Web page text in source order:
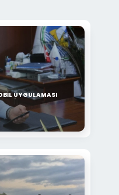
UYGULAMASI